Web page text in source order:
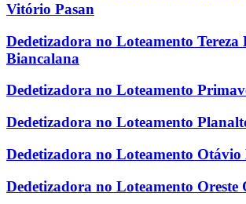
Vitório Pasan
Dedetizadora no Loteamento Tereza
Biancalana
Dedetizadora no Loteamento
Dedetizadora no Loteamento
Dedetizadora no Loteamento
Dedetizadora no Loteamento Oreste